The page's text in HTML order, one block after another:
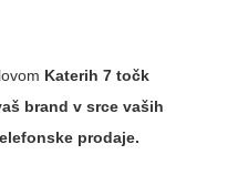
Katerih 7 točk
brand v srce vaših
prodaje.